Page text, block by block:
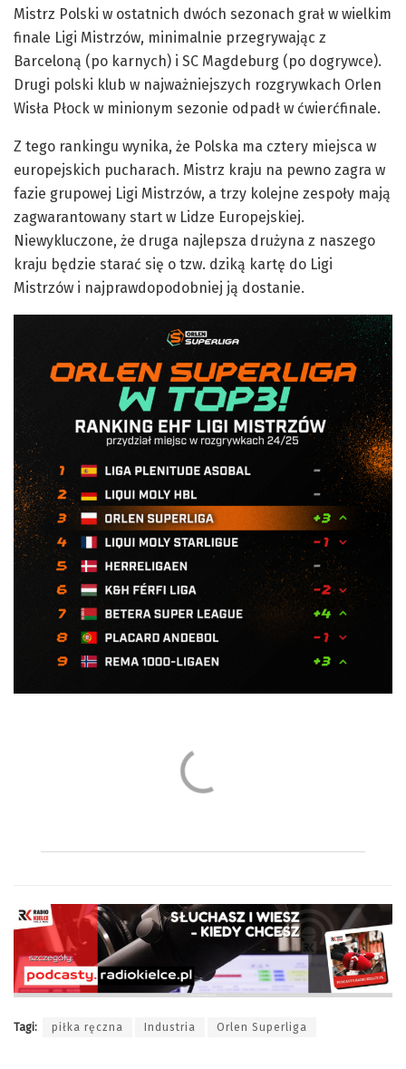
Mistrz Polski w ostatnich dwóch sezonach grał w wielkim
finale Ligi Mistrzów, minimalnie przegrywając z
Barceloną (po karnych) i SC Magdeburg (po dogrywce).
Drugi polski klub w najważniejszych rozgrywkach Orlen
Wisła Płock w minionym sezonie odpadł w ćwierćfinale.
Z tego rankingu wynika, że Polska ma cztery miejsca w
europejskich pucharach. Mistrz kraju na pewno zagra w
fazie grupowej Ligi Mistrzów, a trzy kolejne zespoły mają
zagwarantowany start w Lidze Europejskiej.
Niewykluczone, że druga najlepsza drużyna z naszego
kraju będzie starać się o tzw. dziką kartę do Ligi
Mistrzów i najprawdopodobniej ją dostanie.
Tagi: piłka ręczna Industria Orlen Superliga